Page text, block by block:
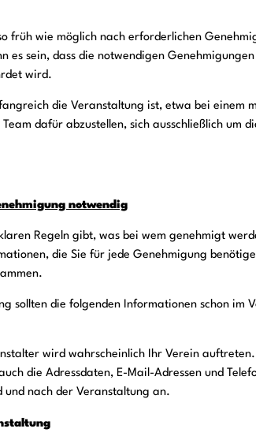
früh wie möglich nach erforderlichen
es sein, dass die notwendigen
wird.
die Veranstaltung ist, etwa bei einem
dafür abzustellen, sich ausschließlich um
notwendig
Regeln gibt, was bei wem genehmigt
die Sie für jede Genehmigung
sollten die folgenden Informationen schon im
wird wahrscheinlich Ihr Verein
die Adressdaten, E-Mail-Adressen und
und nach der Veranstaltung an.